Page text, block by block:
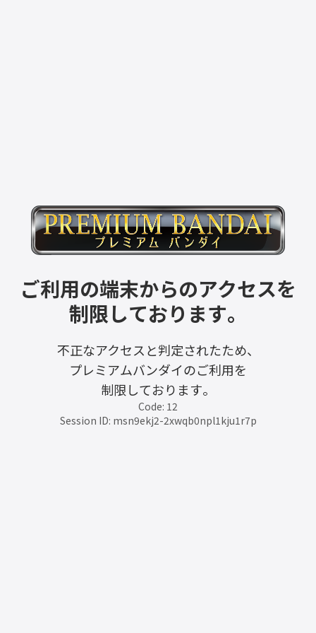
ご利用の端末からのアクセスを
制限しております。
不正なアクセスと判定されたため、
プレミアムバンダイのご利用を
制限しております。
Code: 12
Session ID: msn9ekj2-2xwqb0npl1kju1r7p